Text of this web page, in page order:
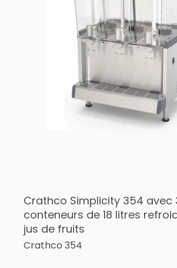
Crathco Simplicity 354 avec
conteneurs de 18 litres
jus de fruits
Crathco 354